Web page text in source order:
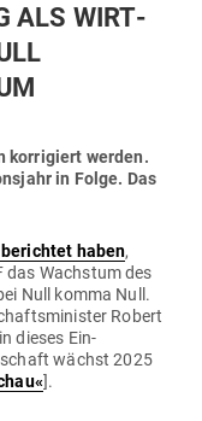
ALS WIRT­
kor­ri­giert werden.
in Folge. Das
haben,
das Wachstum des
Null komma Null.
Robert
dieses Ein­
wächst 2025
].